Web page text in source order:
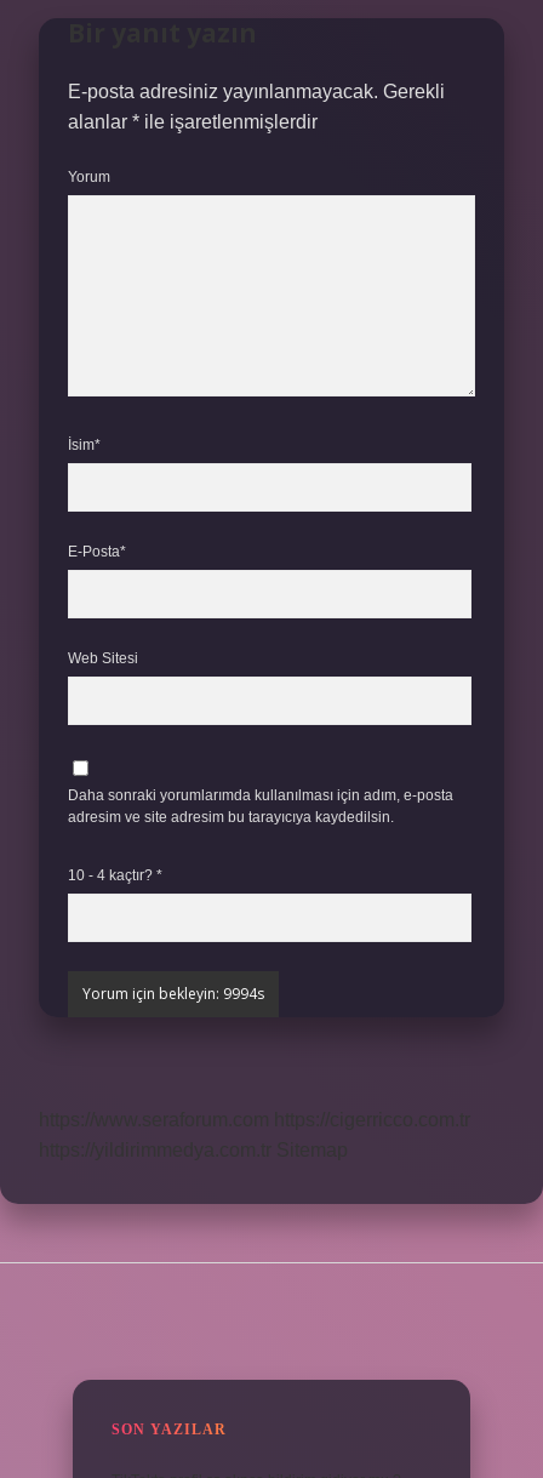
E-posta adresiniz yayınlanmayacak. Gerekli
alanlar * ile işaretlenmişlerdir
Yorum
İsim*
E-Posta*
Web Sitesi
Daha sonraki yorumlarımda kullanılması için adım, e-posta
adresim ve site adresim bu tarayıcıya kaydedilsin.
10 - 4 kaçtır? *
SON YAZILAR